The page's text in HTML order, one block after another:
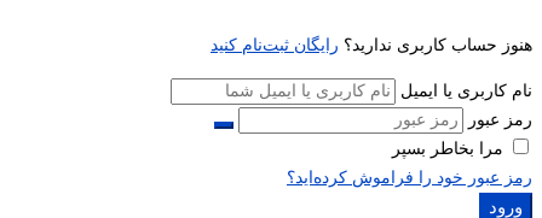
هنوز حساب کاربری ندارید؟ رایگان ثبت‌نام کنید
نام کاربری یا ایمیل
رمز عبور
مرا بخاطر بسپر
رمز عبور خود را فراموش کرده‌اید؟
ورود